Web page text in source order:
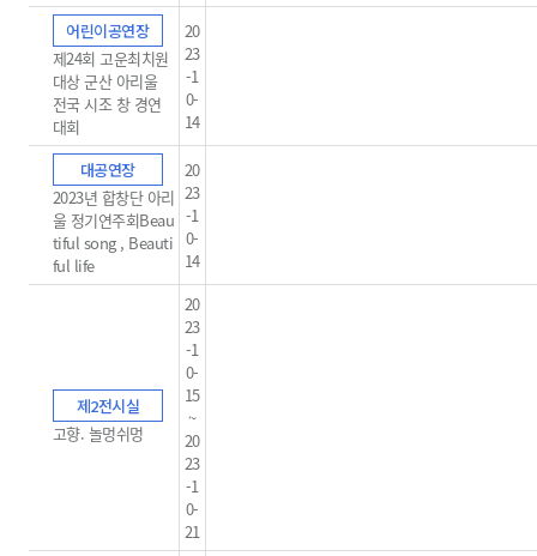
어린이공연장
제24회 고운최치원
대상 군산 아리울
전국 시조 창 경연
대회
20
23
-1
0-
14
대공연장
2023년 합창단 아리
울 정기연주회Beau
tiful song , Beauti
ful life
20
23
-1
0-
14
제2전시실
고향. 놀멍쉬멍
20
23
-1
0-
15
~
20
23
-1
0-
21